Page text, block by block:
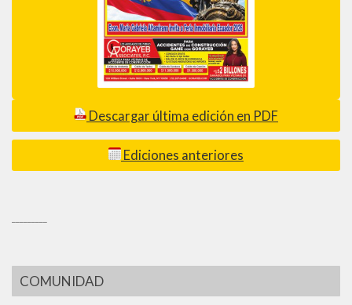
Descargar última edición en PDF
Ediciones anteriores
COMUNIDAD